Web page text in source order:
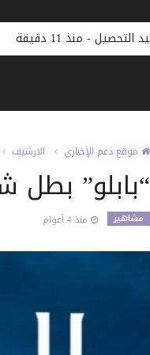
- منذ 11 دقيقة
موقع دعم الإخباري الارشيف
“بابلو”
مشاهير منذ 4 أعوام